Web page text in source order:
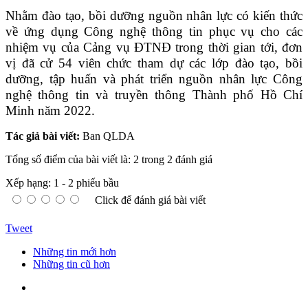
Nhằm đào tạo, bồi dưỡng nguồn nhân lực có kiến thức
về ứng dụng Công nghệ thông tin phục vụ cho các
nhiệm vụ của Cảng vụ ĐTNĐ trong thời gian tới, đơn
vị đã cử 54 viên chức tham dự các lớp đào tạo, bồi
dưỡng, tập huấn và phát triển nguồn nhân lực Công
nghệ thông tin và truyền thông Thành phố Hồ Chí
Minh năm 2022.
Tác giả bài viết: Ban QLDA
Tổng số điểm của bài viết là: 2 trong 2 đánh giá
Xếp hạng: 1 - 2 phiếu bầu
Click để đánh giá bài viết
Tweet
Những tin mới hơn
Những tin cũ hơn